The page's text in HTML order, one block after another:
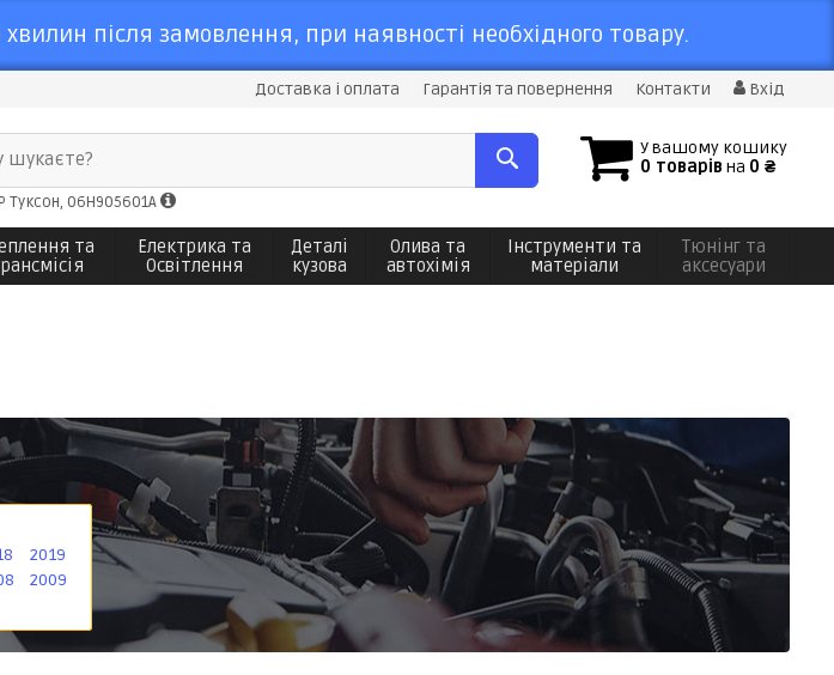
після замовлення, при наявності необхідного товару.
Доставка і оплата Гарантія та повернення Контакти Вхід
У вашому кошику
0 товарів на 0 ₴
шукаєте?
Туксон, 06H905601A
та
Електрика та
Освітлення
Деталі
кузова
Олива та
автохімія
Інструменти та
матеріали
Тюнінг та
аксесуари
2019
2009